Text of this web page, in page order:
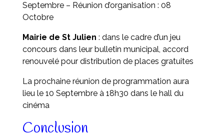
Septembre – Réunion d’organisation : 08
Octobre
Mairie de St Julien : dans le cadre d’un jeu
concours dans leur bulletin municipal, accord
renouvelé pour distribution de places gratuites
La prochaine réunion de programmation aura
lieu le 10 Septembre à 18h30 dans le hall du
cinéma
Conclusion